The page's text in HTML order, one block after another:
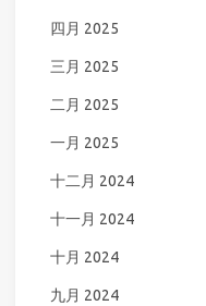
四月 2025
三月 2025
二月 2025
一月 2025
十二月 2024
十一月 2024
十月 2024
九月 2024